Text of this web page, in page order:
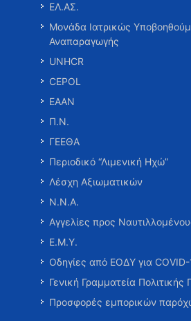
ΕΛ.ΑΣ.
Μονάδα Ιατρικώς
Αναπαραγωγής
UNHCR
CEPOL
ΕΑΑΝ
Π.Ν.
ΓΕΕΘΑ
Περιοδικό “Λιμενική Ηχώ”
Λέσχη Αξιωματικών
Ν.Ν.Α.
Αγγελίες προς
Ε.Μ.Υ.
Οδηγίες από ΕΟΔΥ για COVID-
Γενική Γραμματεία Πολιτικής
Προσφορές εμπορικών